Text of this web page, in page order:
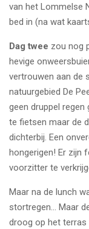
van het Lommelse
bed in (na wat
Dag twee zou nog
hevige
vertrouwen aan de
natuurgebied De
geen druppel
te fietsen maar de
dichterbij. Een
hongerigen! Er zijn
voorzitter te
Maar na de lunch
stortregen... Maar
droog op het terras